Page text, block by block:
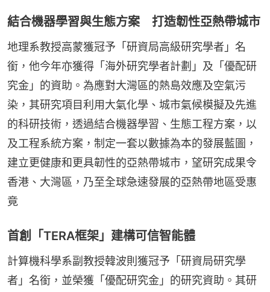
結合機器學習與生態方案 打造韌性亞熱帶城市
地理系教授高蒙獲冠予「研資局高級研究學者」名
銜，他今年亦獲得「海外研究學者計劃」及「優配研
究金」的資助。為應對大灣區的熱島效應及空氣污
染，其研究項目利用大氣化學、城市氣候模擬及先進
的科研技術，透過結合機器學習、生態工程方案，以
及工程系統方案，制定一套以數據為本的發展藍圖，
建立更健康和更具韌性的亞熱帶城市，望研究成果令
香港、大灣區，乃至全球急速發展的亞熱帶地區受惠
竟
首創「TERA框架」建構可信智能體
計算機科學系副教授韓波則獲冠予「研資局研究學
者」名銜，並榮獲「優配研究金」的研究資助。其研